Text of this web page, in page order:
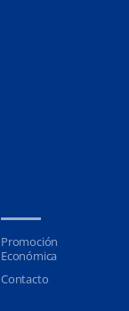
Promoción
Económica
Contacto